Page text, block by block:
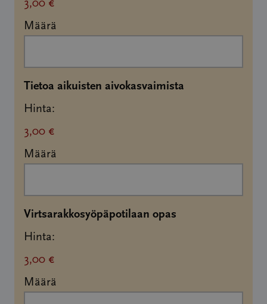
3,00 €
Määrä
Tietoa aikuisten aivokasvaimista
Hinta:
3,00 €
Määrä
Virtsarakkosyöpäpotilaan opas
Hinta:
3,00 €
Määrä